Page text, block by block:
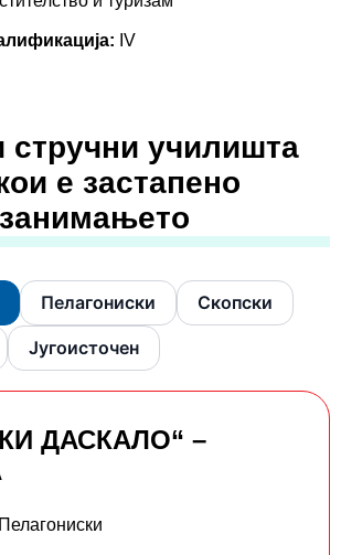
IV
стручни училишта
е застапено
занимањето
Пелагониски Скопски
Југоисточен
ДАСКАЛО“ –
Пелагониски